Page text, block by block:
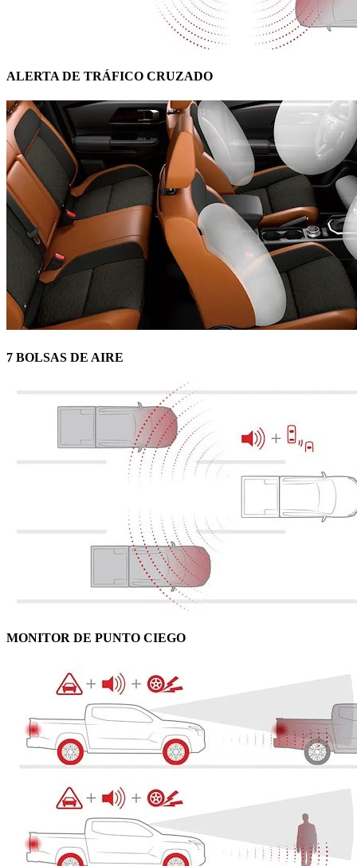
ALERTA DE TRÁFICO CRUZADO
7 BOLSAS DE AIRE
MONITOR DE PUNTO CIEGO